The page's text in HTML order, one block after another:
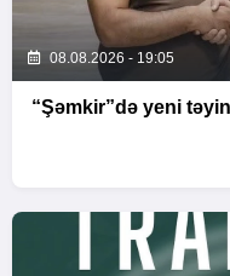
08.08.2026 - 19:05
“Şəmkir”də yeni